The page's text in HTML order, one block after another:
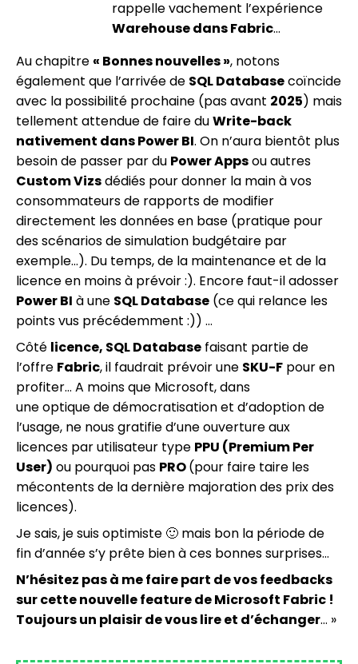
rappelle vachement l’expérience
Warehouse dans Fabric…
Au chapitre « Bonnes nouvelles », notons
également que l’arrivée de SQL Databasecoïncide
avec la possibilité prochaine (pas avant 2025) mais
tellement attendue de faire duWrite-back
nativement dans Power BI. On n’aura bientôt plus
besoin de passer par du Power Appsou autres
Custom Vizsdédiés pour donner la main à vos
consommateurs de rapports de modifier
directement les données en base (pratique pour
des scénarios de simulation budgétaire par
exemple…). Du temps, de la maintenance et de la
licence en moins à prévoir :). Encore faut-il adosser
Power BI à une SQL Database (ce qui relance les
points vus précédemment :)) …
Côté licence, SQL Database faisant partie de
l’offre Fabric, il faudrait prévoir une SKU-F pour en
profiter… A moins que Microsoft, dans
une optique de démocratisation et d’adoption de
l’usage, ne nous gratifie d’une ouverture aux
licences par utilisateur type PPU (Premium Per
User) ou pourquoi pas PRO(pour faire taire les
mécontents de la dernière majoration des prix des
licences).
Je sais, je suis optimiste 🙂 mais bon la période de
fin d’année s’y prête bien à ces bonnes surprises…
N’hésitez pas à me faire part de vos feedbacks
sur cette nouvelle feature de Microsoft Fabric !
Toujours un plaisir de vous lire et d’échanger… »